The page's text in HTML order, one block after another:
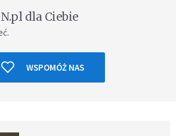
dla Ciebie
WSPOMÓŻ NAS